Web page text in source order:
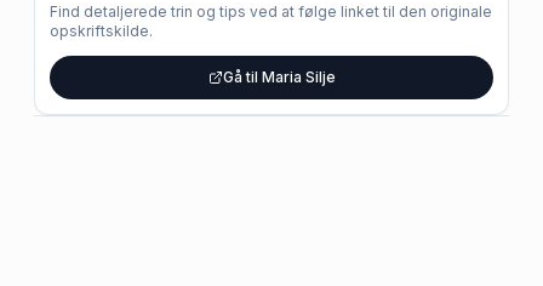
Find detaljerede trin og tips ved at følge linket til den originale
opskriftskilde.
Gå til Maria Silje